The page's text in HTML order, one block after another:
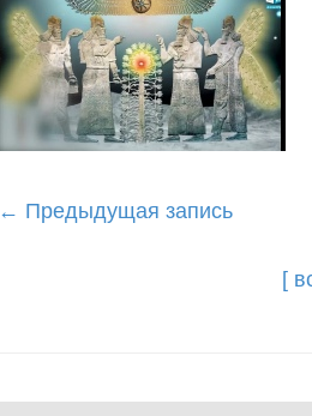
Post
← Предыдущая запись
[